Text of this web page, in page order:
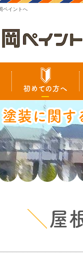
ペイントへ
初めての方へ
塗装に関す
屋